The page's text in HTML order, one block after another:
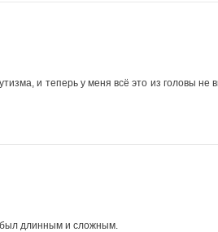
и теперь у меня всё это из головы
был длинным и сложным.